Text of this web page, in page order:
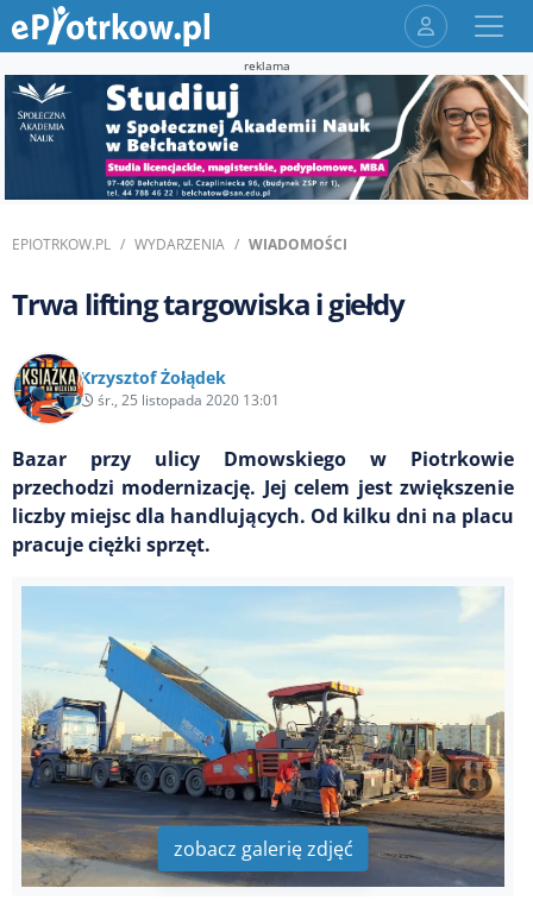
reklama
EPIOTRKOW.PL WYDARZENIA WIADOMOŚCI
Trwa lifting targowiska i giełdy
Krzysztof Żołądek
śr., 25 listopada 2020 13:01
Bazar przy ulicy Dmowskiego w Piotrkowie
przechodzi modernizację. Jej celem jest zwiększenie
liczby miejsc dla handlujących. Od kilku dni na placu
pracuje ciężki sprzęt.
zobacz galerię zdjęć